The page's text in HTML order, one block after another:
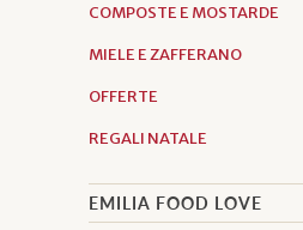
COMPOSTE E MOSTARDE
MIELE E ZAFFERANO
OFFERTE
REGALI NATALE
EMILIA FOOD LOVE